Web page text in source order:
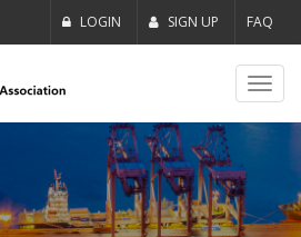
LOGIN SIGN UP FAQ